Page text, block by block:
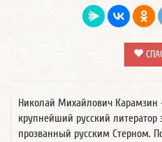
Николай Михайлович
крупнейший русский литератор
прозванный русским Стерном.